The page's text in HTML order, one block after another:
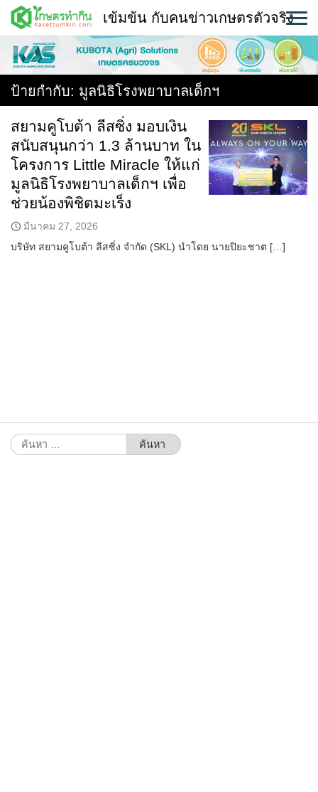
Skip
content
พืช
หน้าแรก
แวดวงเกษตร
ใคร ทำอะไร ที่ไหน
สถานีข่าววันนี้
เข้มข้น กับคนข่าวเกษตรตัวจริง
ป้ายกำกับ: มูลนิธิโรงพยาบาลเด็กฯ
สยามคูโบต้า ลีสซิ่ง มอบเงิน
สนับสนุนกว่า 1.3 ล้านบาท ใน
โครงการ Little Miracle ให้แก่
มูลนิธิโรงพยาบาลเด็กฯ เพื่อ
ช่วยน้องพิชิตมะเร็ง
มีนาคม 27, 2026
บริษัท สยามคูโบต้า ลีสซิ่ง จำกัด (SKL) นำโดย นายปิยะชาต […]
ค้นหา
สำหรับ: